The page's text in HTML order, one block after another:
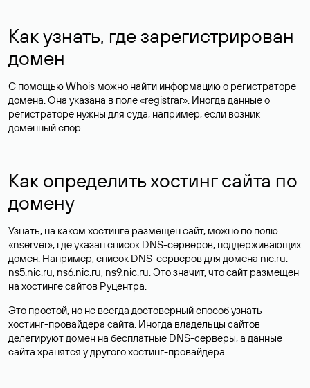
Как узнать, где зарегистрирован
домен
С помощью Whois можно найти информацию о регистраторе
домена. Она указана в поле «registrar». Иногда данные о
регистраторе нужны для суда, например, если возник
доменный спор.
Как определить хостинг сайта по
домену
Узнать, на каком хостинге размещен сайт, можно по полю
«nserver», где указан список DNS-серверов, поддерживающих
домен. Например, список DNS-серверов для домена nic.ru:
ns5.nic.ru, ns6.nic.ru, ns9.nic.ru. Это значит, что сайт размещен
на хостинге сайтов Руцентра.
Это простой, но не всегда достоверный способ узнать
хостинг-провайдера сайта. Иногда владельцы сайтов
делегируют домен на бесплатные DNS-серверы, а данные
сайта хранятся у другого хостинг-провайдера.